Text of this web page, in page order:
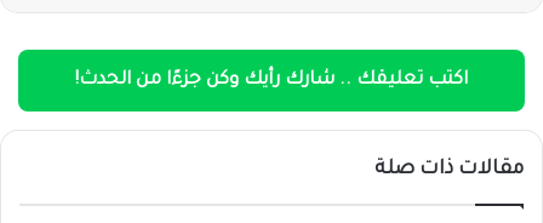
اكتب تعليقك .. شارك رأيك وكن جزءًا من الحدث!
مقالات ذات صلة